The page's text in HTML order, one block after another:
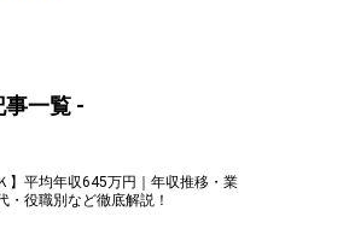
事一覧 -
】平均年収645万円｜年収推移・業
・役職別など徹底解説！